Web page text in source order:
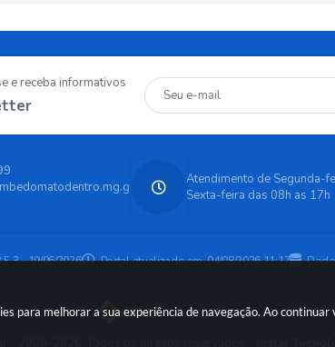
para melhorar a sua experiência de navegação. Ao continuar
e receba informativos
Atendimento de Segunda-
Sexta-feira das 08h as 17h
- 19/06/2026 Portal atualizado em:04/08/2026 11:17